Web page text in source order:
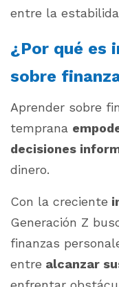
entre la
¿Por qué es
sobre
Aprender sobre
temprana
decisiones
dinero.
Con la creciente
Generación Z
finanzas
entre alcanzar